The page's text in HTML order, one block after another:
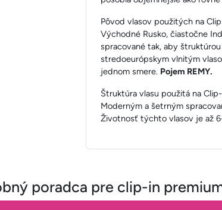
Pôvod vlasov použitých na
Východné Rusko, čiastočne
spracované tak, aby
stredoeurópskym vlnitým
jednom smere. Pojem REMY.
Štruktúra vlasu použitá na
Moderným a šetrným
Životnosť týchto vlasov je až
poradca pre clip-in